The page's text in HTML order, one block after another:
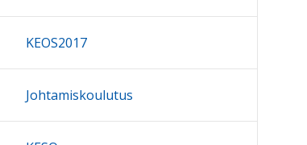
KEOS2017
Johtamiskoulutus